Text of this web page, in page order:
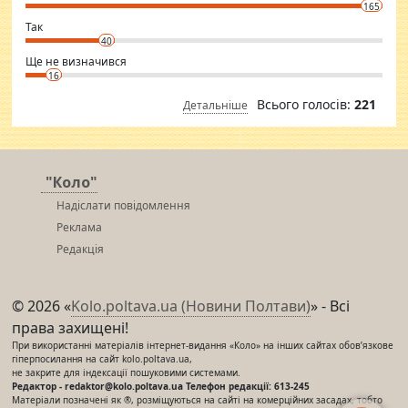
club.
⇒ sakshimirchandani.com
165
Так
40
Ще не визначився
16
Детальніше Всього голосів: 221
"Коло"
Надіслати повідомлення
Реклама
Редакція
© 2026 «Kolo.poltava.ua (Новини Полтави)» - Всі
права захищені!
При використанні матеріалів інтернет-видання «Коло» на інших сайтах обов’язкове
гіперпосилання на сайт kolo.poltava.ua,
не закрите для індексації пошуковими системами.
Редактор - redaktor@kolo.poltava.ua Телефон редакції: 613-245
Матеріали позначені як ®, розміщуються на сайті на комерційних засадах, тобто